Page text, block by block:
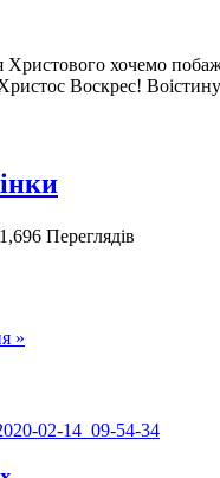
Христового хочемо
Воскрес!
1,696 Переглядів
»